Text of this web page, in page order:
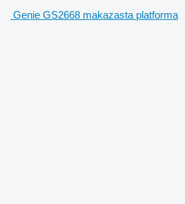
Genie GS2668 makazasta platforma